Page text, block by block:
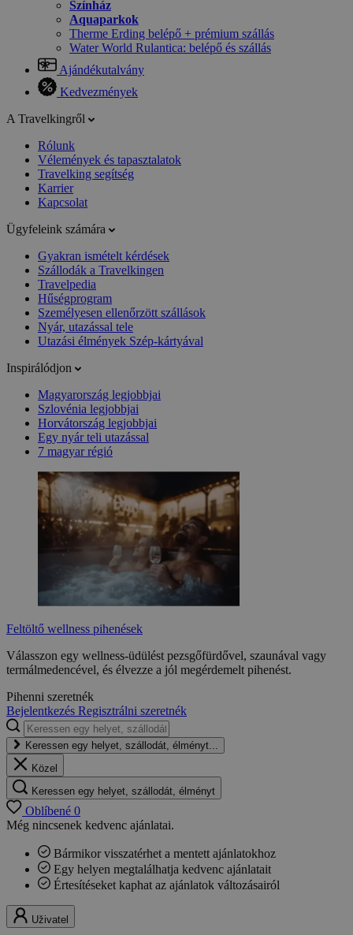
Színház
Aquaparkok
Therme Erding belépő + prémium szállás
Water World Rulantica: belépő és szállás
Ajándékutalvány
Kedvezmények
A Travelkingről
Rólunk
Vélemények és tapasztalatok
Travelking segítség
Karrier
Kapcsolat
Ügyfeleink számára
Gyakran ismételt kérdések
Szállodák a Travelkingen
Travelpedia
Hűségprogram
Személyesen ellenőrzött szállások
Nyár, utazással tele
Utazási élmények Szép-kártyával
Inspirálódjon
Magyarország legjobbjai
Szlovénia legjobbjai
Horvátország legjobbjai
Egy nyár teli utazással
7 magyar régió
Feltöltő wellness pihenések
Válasszon egy wellness-üdülést pezsgőfürdővel, szaunával vagy
termálmedencével, és élvezze a jól megérdemelt pihenést.
Pihenni szeretnék
Bejelentkezés Regisztrálni szeretnék
Keressen egy helyet, szállodát, élményt...
Közel
Keressen egy helyet, szállodát, élményt
Oblíbené 0
Még nincsenek kedvenc ajánlatai.
Bármikor visszatérhet a mentett ajánlatokhoz
Egy helyen megtalálhatja kedvenc ajánlatait
Értesítéseket kaphat az ajánlatok változásairól
Uživatel